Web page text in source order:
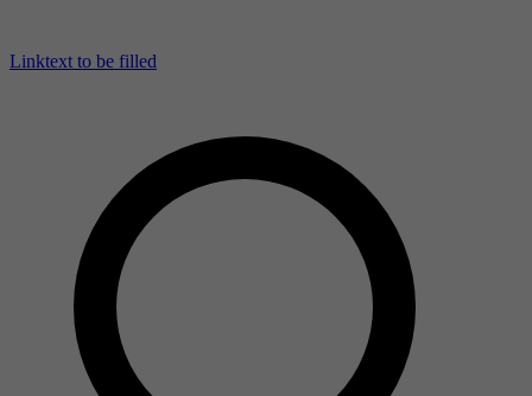
Linktext to be filled